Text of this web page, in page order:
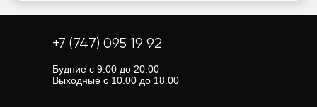
+7 (747) 095 19 92
Будние с 9.00 до 20.00
Выходные с 10.00 до 18.00